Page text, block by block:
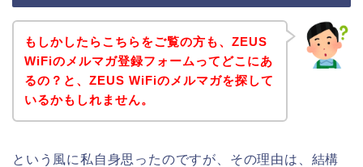
もしかしたらこちらをご覧の方も、ZEUS
WiFiのメルマガ登録フォームってどこにあ
るの？と、ZEUS WiFiのメルマガを探して
いるかもしれません。
という風に私自身思ったのですが、その理由は、結構